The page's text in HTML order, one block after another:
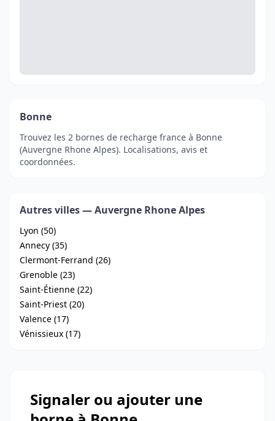
Bonne
Trouvez les 2 bornes de recharge france à Bonne
(Auvergne Rhone Alpes). Localisations, avis et
coordonnées.
Autres villes — Auvergne Rhone Alpes
Lyon (50)
Annecy (35)
Clermont-Ferrand (26)
Grenoble (23)
Saint-Étienne (22)
Saint-Priest (20)
Valence (17)
Vénissieux (17)
Signaler ou ajouter une